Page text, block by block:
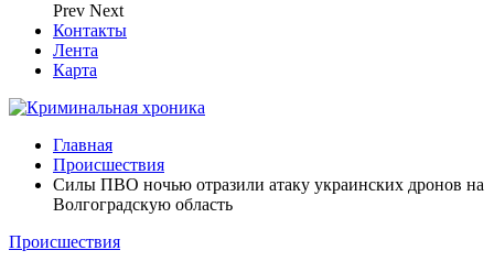
Prev Next
Контакты
Лента
Карта
Главная
Происшествия
Силы ПВО ночью отразили атаку украинских дронов на
Волгоградскую область
Происшествия